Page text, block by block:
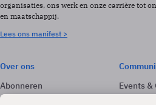
organisaties, ons werk en onze carrière tot
en maatschappij.
Lees ons manifest >
Over ons
Abonneren
Adverteren
Events